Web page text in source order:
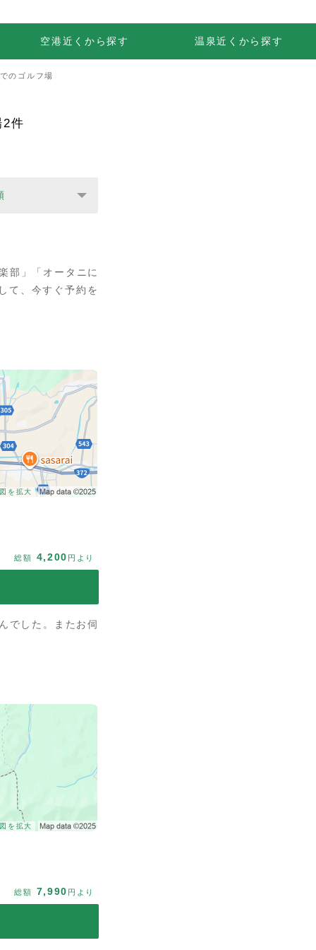
空港近くから探す 温泉近くから探す
のゴルフ場
2件
部」「オータニに
て、今すぐ予約を
を拡大
総額 4,200 円より
でした。またお伺
を拡大
総額 7,990 円より